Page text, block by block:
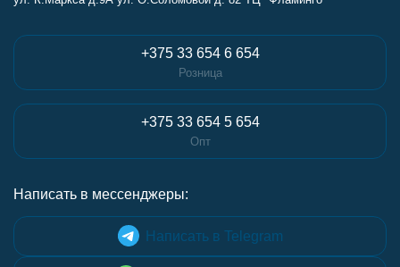
+375 33 654 6 654
Розница
+375 33 654 5 654
Опт
Написать в мессенджеры:
Написать в Telegram